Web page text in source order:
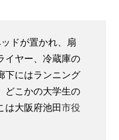
ドが置かれ、扇
イヤー、冷蔵庫の
下にはランニング
どこかの大学生の
は大阪府池田市役